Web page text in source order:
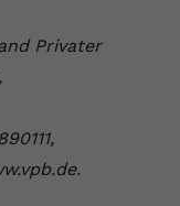
Privater